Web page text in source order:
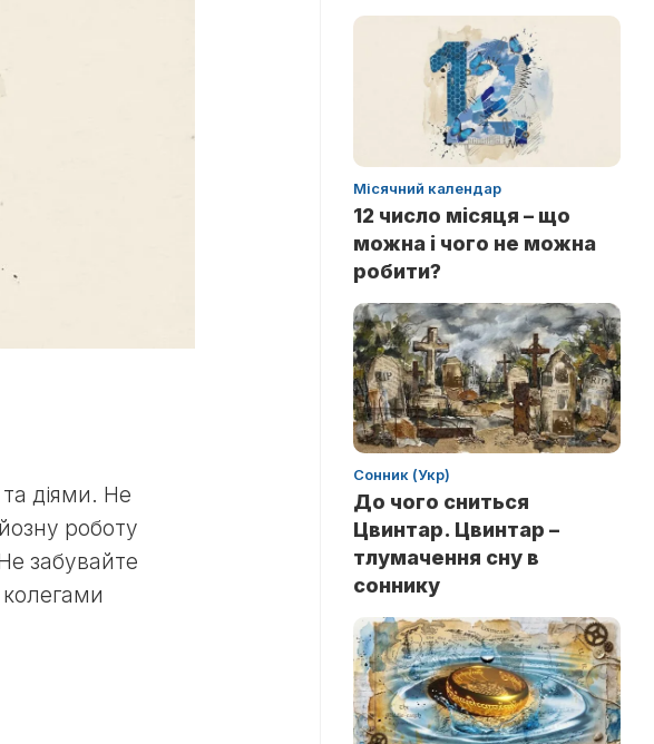
діями. Не
роботу
забувайте
Місячний календар
12 число місяця – що
можна і чого не можна
робити?
Сонник (Укр)
До чого сниться
Цвинтар. Цвинтар –
тлумачення сну в
соннику